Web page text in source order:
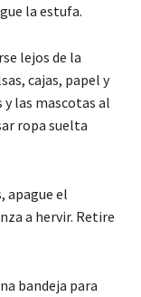
la estufa.
lejos de la
cajas, papel y
las mascotas al
ropa suelta
apague el
a hervir. Retire
bandeja para